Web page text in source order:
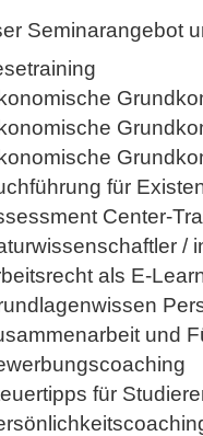
Seminarangebot
für
Center-
/
als E-
und
für